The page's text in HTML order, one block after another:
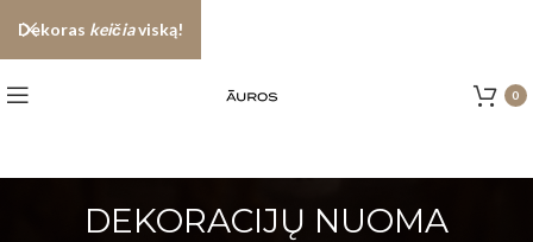
0
DEKORACIJŲ NUOMA
Dekoras keičiaviską!